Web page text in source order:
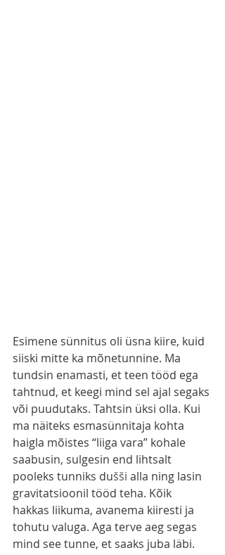
Esimene sünnitus oli üsna kiire, kuid
siiski mitte ka mõnetunnine. Ma
tundsin enamasti, et teen tööd ega
tahtnud, et keegi mind sel ajal segaks
või puudutaks. Tahtsin üksi olla. Kui
ma näiteks esmasünnitaja kohta
haigla mõistes “liiga vara” kohale
saabusin, sulgesin end lihtsalt
pooleks tunniks dušši alla ning lasin
gravitatsioonil tööd teha. Kõik
hakkas liikuma, avanema kiiresti ja
tohutu valuga. Aga terve aeg segas
mind see tunne, et saaks juba läbi.